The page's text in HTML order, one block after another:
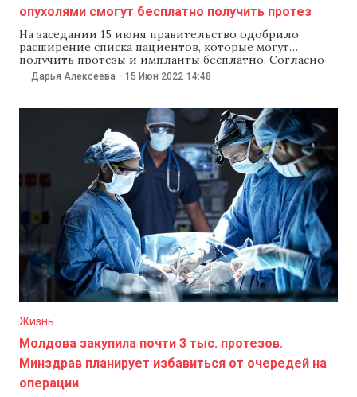
опухолями смогут бесплатно получить протез
На заседании 15 июня правительство одобрило
расширение списка пациентов, которые могут
получить протезы и импланты бесплатно. Согласно
решению кабмина, те, кому удалили
доброкачественную опухоль, смогут рассчитывать на
в правительстве, нововведение позволит поддержать
пациентов с доброкачественными опухолями на
средства фонда обязательного медицинского
страхования. Согласно одобренному
Дарья Алексеева - 15 Июн 2022 14:48
Жизнь
Молдова закупила почти 3 тыс. протезов.
Минздрав планирует избавиться от очередей на
операции